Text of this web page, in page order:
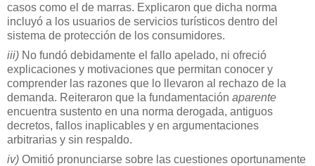
casos como el de marras. Explicaron que dicha norma
incluyó a los usuarios de servicios turísticos dentro del
sistema de protección de los consumidores.
iii) No fundó debidamente el fallo apelado, ni ofreció
explicaciones y motivaciones que permitan conocer y
comprender las razones que lo llevaron al rechazo de la
demanda. Reiteraron que la fundamentación aparente
encuentra sustento en una norma derogada, antiguos
decretos, fallos inaplicables y en argumentaciones
arbitrarias y sin respaldo.
iv) Omitió pronunciarse sobre las cuestiones oportunamente